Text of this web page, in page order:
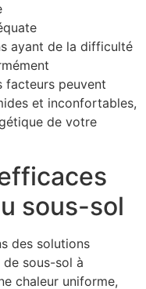
ayant de la difficulté
facteurs peuvent
et inconfortables,
de votre
sous-sol
des solutions
sous-sol à
chaleur uniforme,